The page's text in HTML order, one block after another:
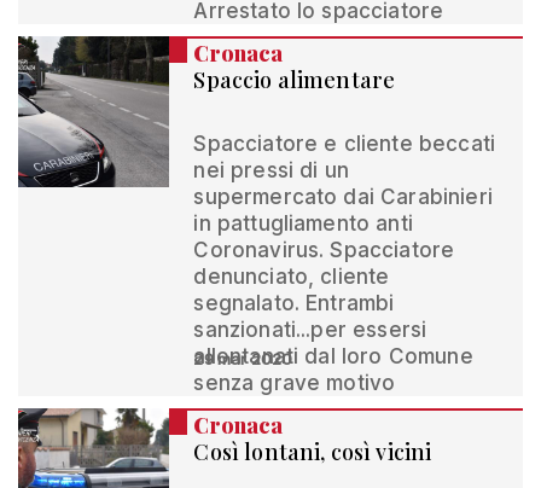
Arrestato lo spacciatore
Cronaca
Spaccio alimentare
Spacciatore e cliente beccati
nei pressi di un
supermercato dai Carabinieri
in pattugliamento anti
Coronavirus. Spacciatore
denunciato, cliente
segnalato. Entrambi
sanzionati...per essersi
allontanati dal loro Comune
senza grave motivo
29 mar 2020
Cronaca
Così lontani, così vicini